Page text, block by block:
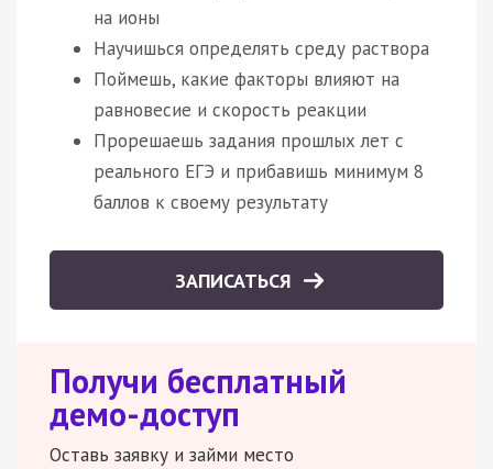
на ионы
Научишься определять среду раствора
Поймешь, какие факторы влияют на
равновесие и скорость реакции
Прорешаешь задания прошлых лет с
реального ЕГЭ и прибавишь минимум 8
баллов к своему результату
ЗАПИСАТЬСЯ
Получи бесплатный
демо-доступ
Оставь заявку и займи место